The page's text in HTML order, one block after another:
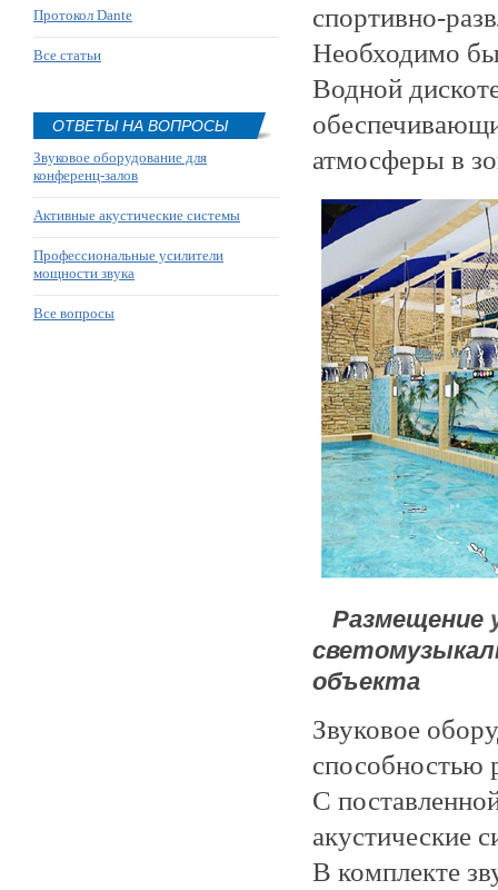
Протокол Dante
Все статьи
ОТВЕТЫ НА ВОПРОСЫ
Звуковое оборудование для
конференц-залов
Активные акустические системы
Профессиональные усилители
мощности звука
Все вопросы
спортивно-
Необходимо
Водной
атмосферы в
Размещение
объекта
Звуковое
способностью
С
акустические
В комплекте